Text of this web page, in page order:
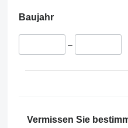
Baujahr
–
Vermissen Sie